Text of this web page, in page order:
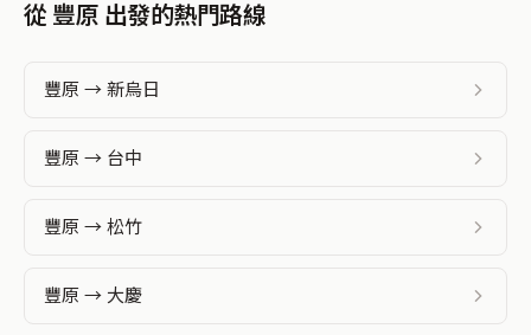
從 豐原 出發的熱門路線
豐原 → 新烏日
豐原 → 台中
豐原 → 松竹
豐原 → 大慶